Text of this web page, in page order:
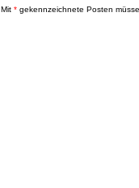
Mit *gekennzeichnete Posten